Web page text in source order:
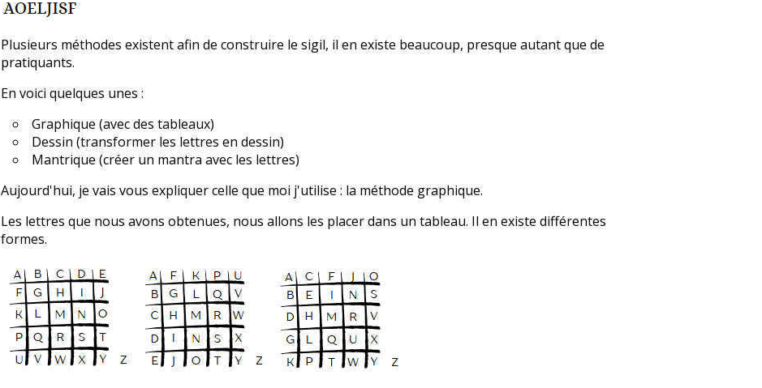
Plusieurs méthodes existent afin de construire le sigil, il en existe beaucoup, presque autant que de
pratiquants.
En voici quelques unes :
Graphique (avec des tableaux)
Dessin (transformer les lettres en dessin)
Mantrique (créer un mantra avec les lettres)
Aujourd'hui, je vais vous expliquer celle que moi j'utilise : la méthode graphique.
Les lettres que nous avons obtenues, nous allons les placer dans un tableau. Il en existe différentes
formes.